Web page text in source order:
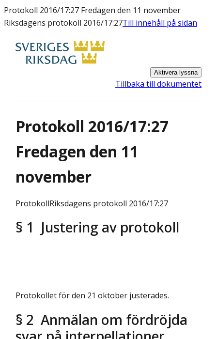
Protokoll 2016/17:27 Fredagen den 11 november
Riksdagens protokoll 2016/17:27Till innehåll på sidan
Aktivera lyssna
Tillbaka till dokumentet
Protokoll 2016/17:27
Fredagen den 11
november
ProtokollRiksdagens protokoll 2016/17:27
§ 1 Justering av protokoll
Protokollet för den 21 oktober justerades.
§ 2 Anmälan om fördröjda